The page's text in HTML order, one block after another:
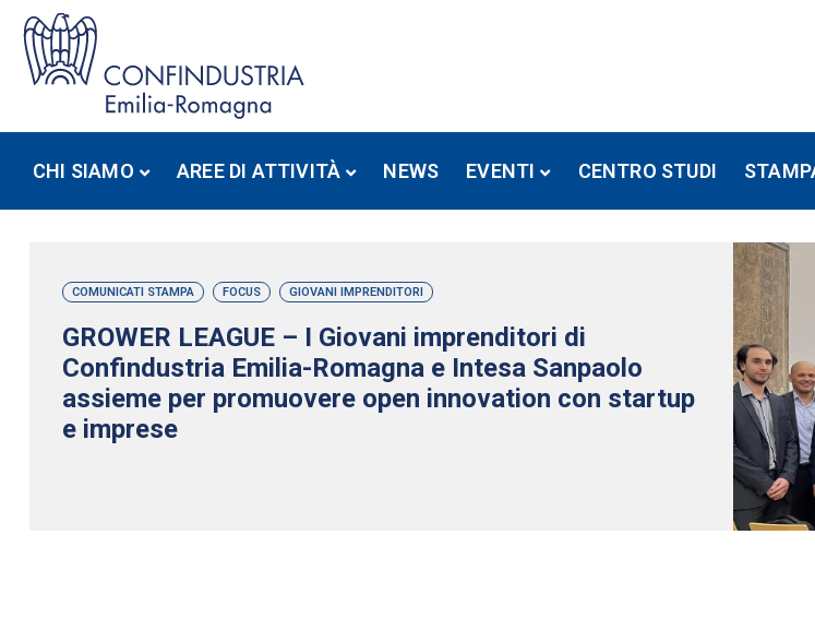
CHI SIAMO AREE DI ATTIVITÀ NEWS EVENTI CENTRO STUDI
COMUNICATI STAMPA FOCUS GIOVANI IMPRENDITORI
GROWER LEAGUE – I Giovani imprenditori di
Confindustria Emilia-Romagna e Intesa Sanpaolo
assieme per promuovere open innovation con startup
e imprese